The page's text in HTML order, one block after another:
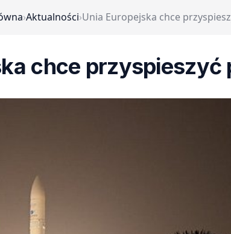
›Aktualności›Unia Europejska chce
chce